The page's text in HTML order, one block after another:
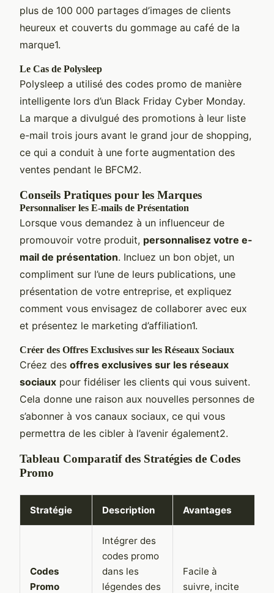
plus de 100 000 partages d’images de clients
heureux et couverts du gommage au café de la
marque1.
Le Cas de Polysleep
Polysleep a utilisé des codes promo de manière
intelligente lors d’un Black Friday Cyber Monday.
La marque a divulgué des promotions à leur liste
e-mail trois jours avant le grand jour de shopping,
ce qui a conduit à une forte augmentation des
ventes pendant le BFCM2.
Conseils Pratiques pour les Marques
Personnaliser les E-mails de Présentation
Lorsque vous demandez à un influenceur de
promouvoir votre produit, personnalisez votre e-
mail de présentation. Incluez un bon objet, un
compliment sur l’une de leurs publications, une
présentation de votre entreprise, et expliquez
comment vous envisagez de collaborer avec eux
et présentez le marketing d’affiliation1.
Créer des Offres Exclusives sur les Réseaux Sociaux
Créez des offres exclusives sur les réseaux
sociaux pour fidéliser les clients qui vous suivent.
Cela donne une raison aux nouvelles personnes de
s’abonner à vos canaux sociaux, ce qui vous
permettra de les cibler à l’avenir également2.
Tableau Comparatif des Stratégies de Codes
Promo
Stratégie Description Avantages
Codes
Promo
Intégrer des
codes promo
dans les
légendes des
Facile à
suivre, incite